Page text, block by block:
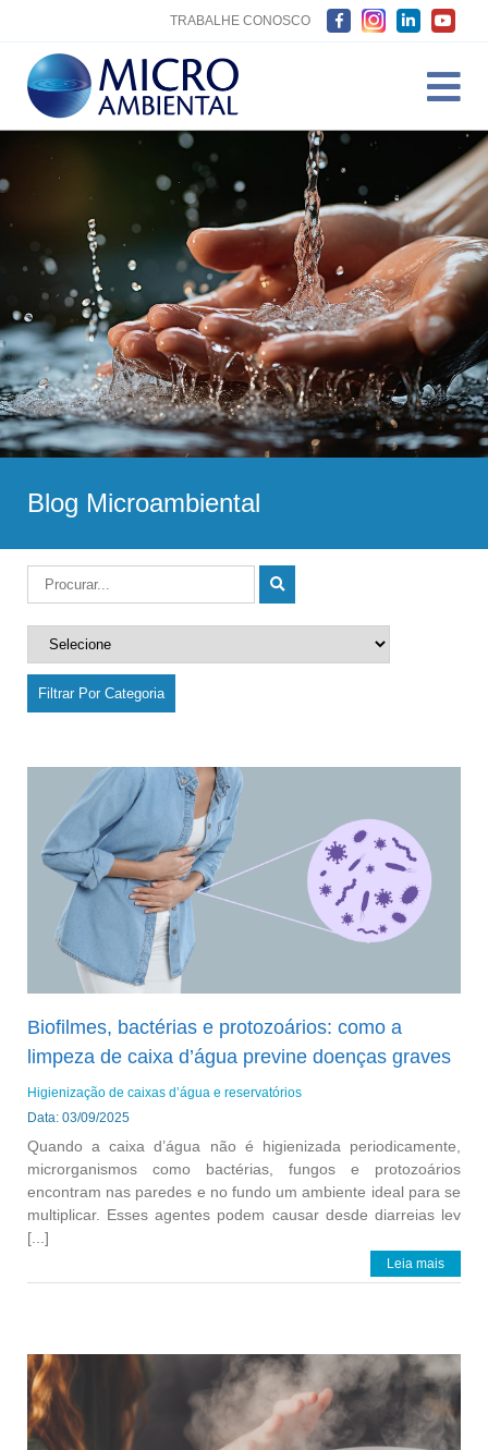
TRABALHE CONOSCO
Blog Microambiental
Filtrar Por Categoria
Biofilmes, bactérias e protozoários: como a
limpeza de caixa d’água previne doenças graves
Higienização de caixas d’água e reservatórios
Data: 03/09/2025
Quando a caixa d’água não é higienizada periodicamente,
microrganismos como bactérias, fungos e protozoários
encontram nas paredes e no fundo um ambiente ideal para se
multiplicar. Esses agentes podem causar desde diarreias lev
[...]
Leia mais